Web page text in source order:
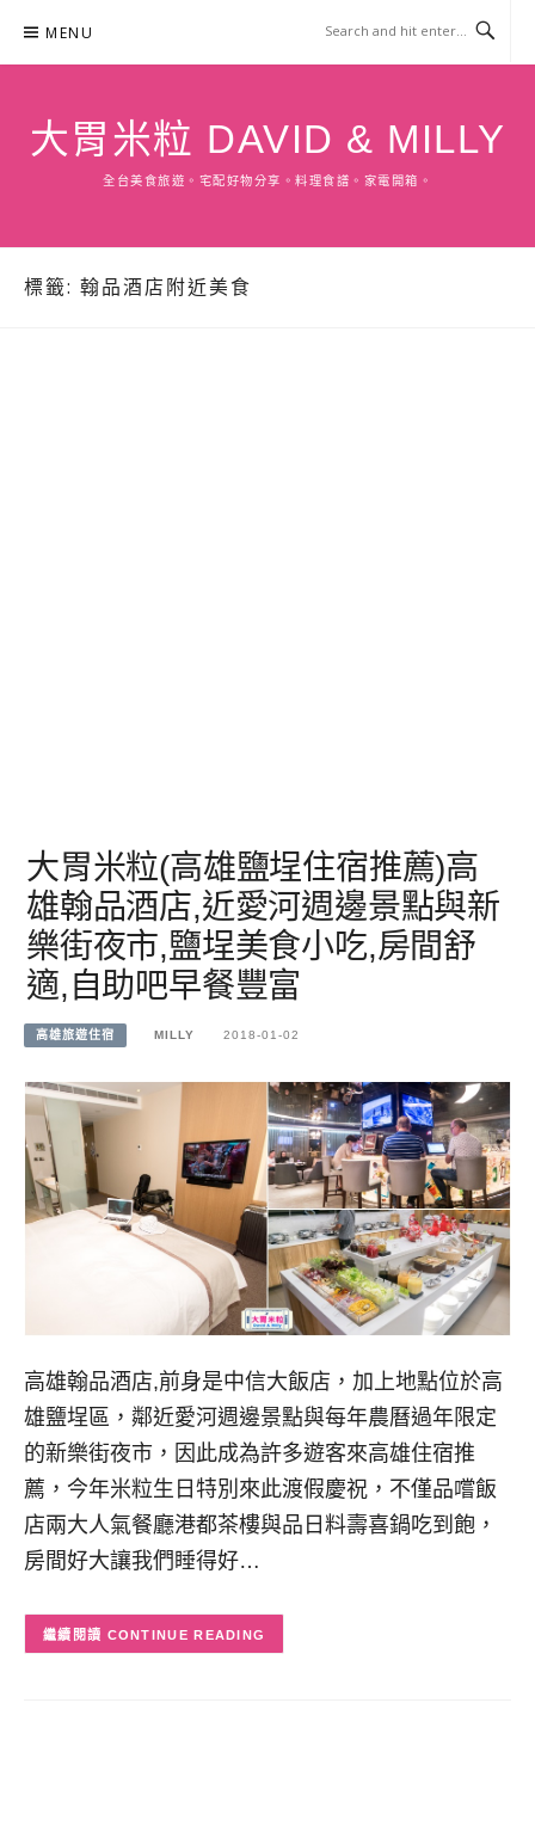
content
MENU
大胃米粒 DAVID & MILLY
全台美食旅遊。宅配好物分享。料理食譜。家電開箱。
標籤: 翰品酒店附近美食
大胃米粒(高雄鹽埕住宿推薦)高
雄翰品酒店,近愛河週邊景點與新
樂街夜市,鹽埕美食小吃,房間舒
適,自助吧早餐豐富
高雄旅遊住宿 MILLY 2018-01-02
高雄翰品酒店,前身是中信大飯店，加上地點位於高
雄鹽埕區，鄰近愛河週邊景點與每年農曆過年限定
的新樂街夜市，因此成為許多遊客來高雄住宿推
薦，今年米粒生日特別來此渡假慶祝，不僅品嚐飯
店兩大人氣餐廳港都茶樓與品日料壽喜鍋吃到飽，
房間好大讓我們睡得好…
CONTINUE READING